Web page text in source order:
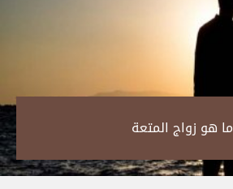
ما هو زواج المتعة‎